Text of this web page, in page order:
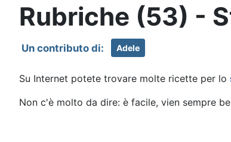
Rubriche (53) -
Adele
Su Internet potete trovare molte ricette per lo
Non c'è molto da dire: è facile, vien sempre